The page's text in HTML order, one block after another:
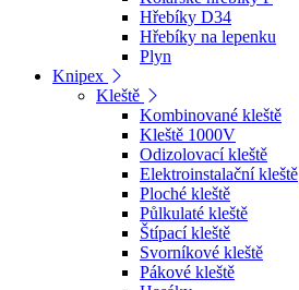
Hřebíky D34
Hřebíky na lepenku
Plyn
Knipex
Kleště
Kombinované kleště
Kleště 1000V
Odizolovací kleště
Elektroinstalační kleště
Ploché kleště
Půlkulaté kleště
Štípací kleště
Svorníkové kleště
Pákové kleště